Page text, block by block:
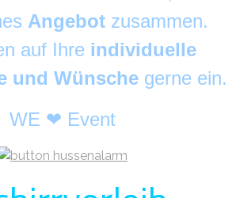
Angebot zusammen.
auf Ihre individuelle
und Wünsche gerne ein.
WE ❤ Event